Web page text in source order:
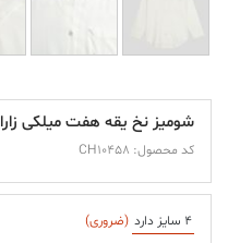
شومیز نخ یقه هفت میلکی زارا
کد محصول: CH10458
4 سایز دارد (ضروری)